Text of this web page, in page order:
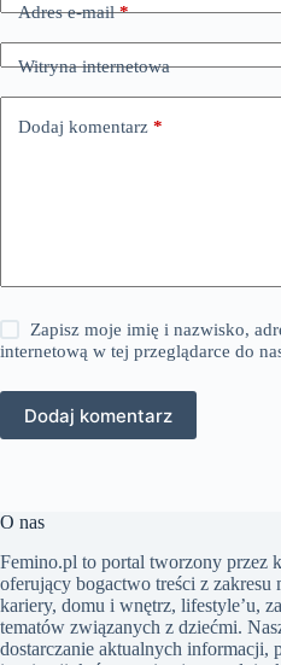
Adres e-mail*
Witryna internetowa
Dodaj komentarz *
Zapisz moje imię i nazwisko,
internetową w tej przeglądarce do
Dodaj komentarz
O nas
Femino.pl to portal tworzony przez
oferujący bogactwo treści z zakresu
kariery, domu i wnętrz, lifestyle’u,
tematów związanych z dziećmi.
dostarczanie aktualnych informacji,